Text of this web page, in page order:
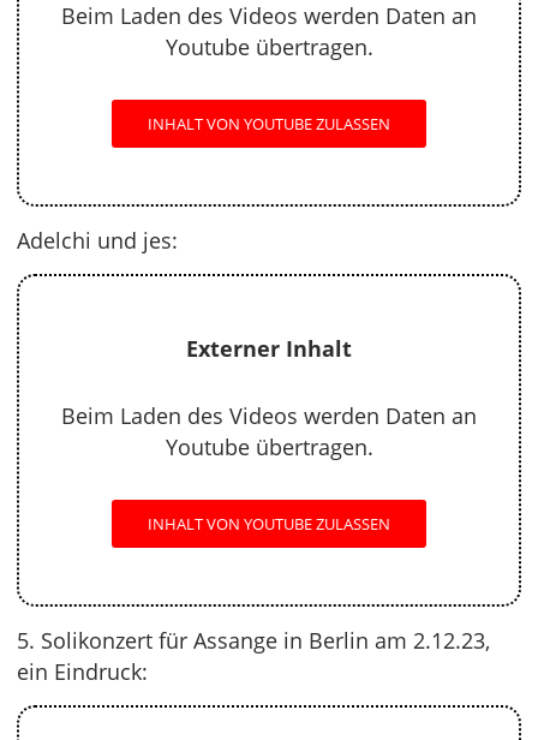
Beim Laden des Videos werden Daten an
Youtube übertragen.
INHALT VON YOUTUBE ZULASSEN
Adelchi und jes:
Externer Inhalt
Beim Laden des Videos werden Daten an
Youtube übertragen.
INHALT VON YOUTUBE ZULASSEN
5. Solikonzert für Assange in Berlin am 2.12.23,
ein Eindruck: